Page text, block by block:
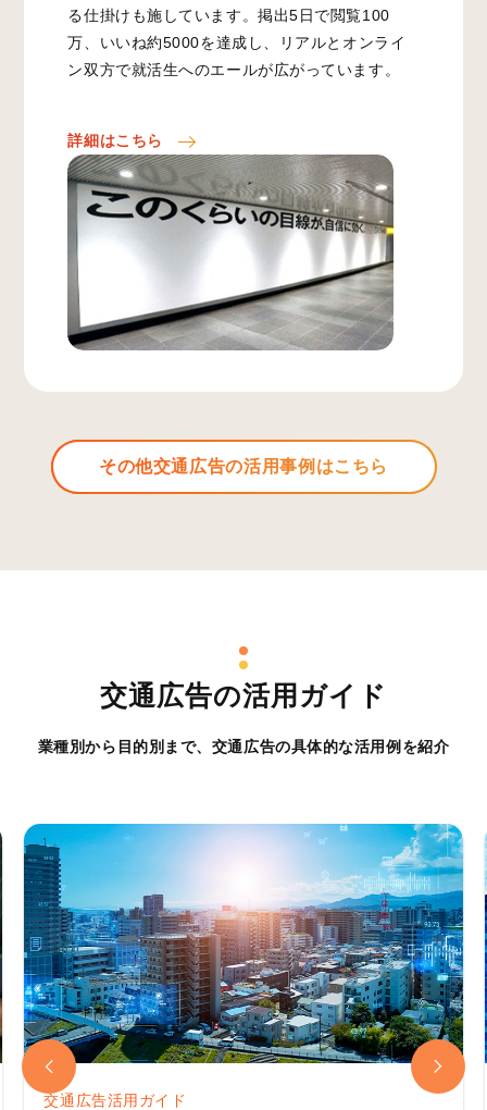
る仕掛けも施しています。掲出5日で閲覧100
万、いいね約5000を達成し、リアルとオンライ
ン双方で就活生へのエールが広がっています。
詳細はこちら
その他交通広告の活用事例はこちら
交通広告の活用ガイド
業種別から目的別まで、交通広告の具体的な活用例を紹介
交通広告活用ガイド